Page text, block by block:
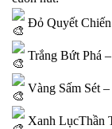
Đỏ Quyết
Trắng Bứt Phá
Vàng Sấm Sét
Xanh LụcThần